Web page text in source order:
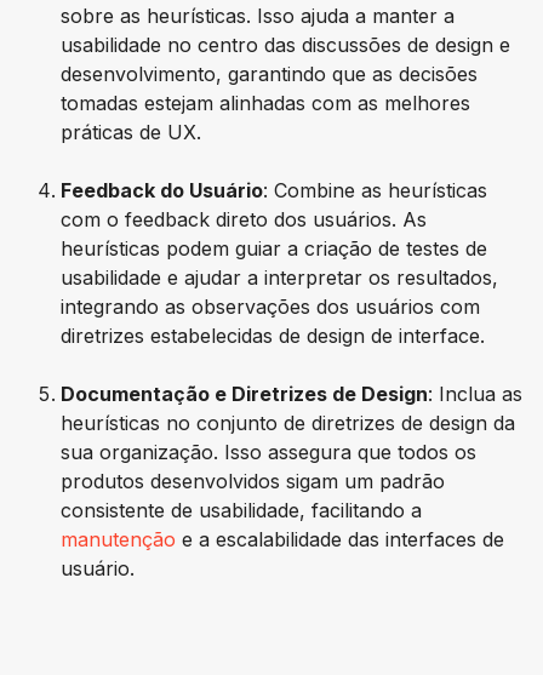
sobre as heurísticas. Isso ajuda a manter a
usabilidade no centro das discussões de design e
desenvolvimento, garantindo que as decisões
tomadas estejam alinhadas com as melhores
práticas de UX.
Feedback do Usuário: Combine as heurísticas
com o feedback direto dos usuários. As
heurísticas podem guiar a criação de testes de
usabilidade e ajudar a interpretar os resultados,
integrando as observações dos usuários com
diretrizes estabelecidas de design de interface.
Documentação e Diretrizes de Design: Inclua as
heurísticas no conjunto de diretrizes de design da
sua organização. Isso assegura que todos os
produtos desenvolvidos sigam um padrão
consistente de usabilidade, facilitando a
manutenção e a escalabilidade das interfaces de
usuário.